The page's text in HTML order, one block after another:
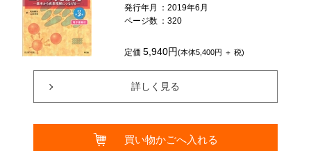
発行年月
：2019年6月
ページ数 ：320
定価5,940円(本体5,400円 ＋ 税)
詳しく見る
買い物かごへ入れる